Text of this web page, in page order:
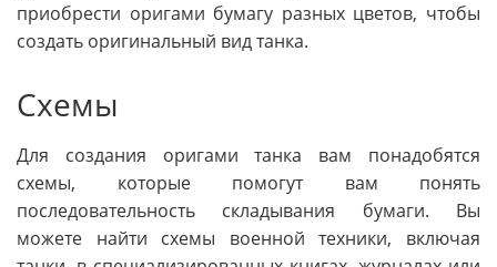
приобрести оригами бумагу разных цветов, чтобы
создать оригинальный вид танка.
Схемы
Для создания оригами танка вам понадобятся
схемы, которые помогут вам понять
последовательность складывания бумаги. Вы
можете найти схемы военной техники, включая